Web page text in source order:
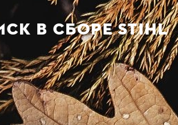
В СБОРЕ STIHL